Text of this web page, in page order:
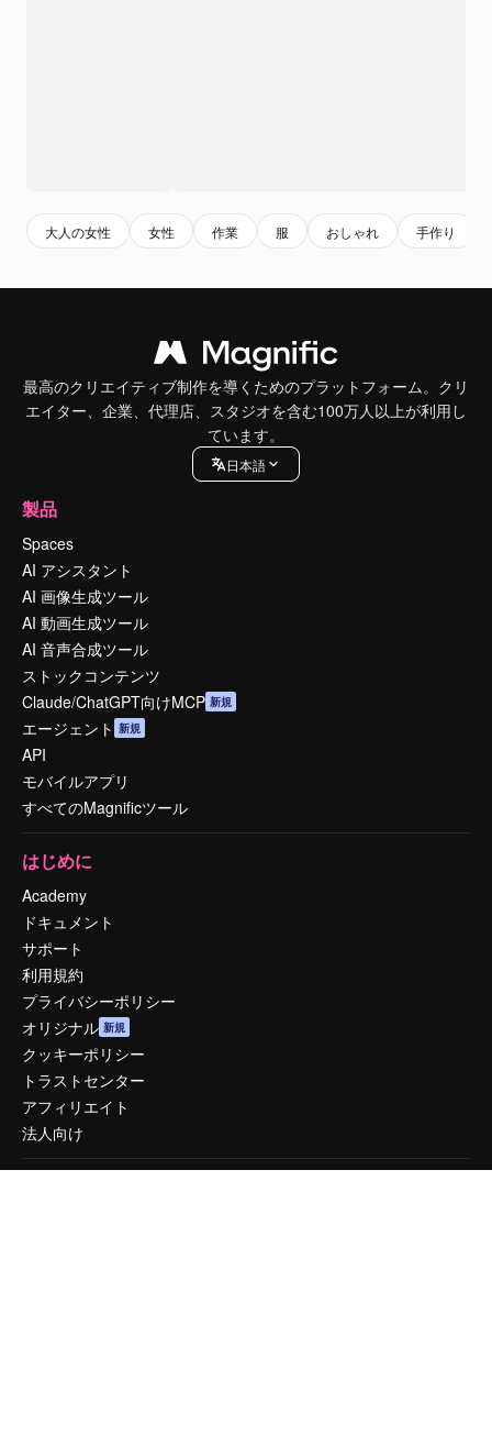
大人の女性 女性 作業 服 おしゃれ 手作り
最高のクリエイティブ制作を導くためのプラットフォーム。クリ
エイター、企業、代理店、スタジオを含む100万人以上が利用し
ています。
日本語
製品
Spaces
AI アシスタント
AI 画像生成ツール
AI 動画生成ツール
AI 音声合成ツール
ストックコンテンツ
Claude/ChatGPT向けMCP 新規
エージェント 新規
API
モバイルアプリ
すべてのMagnificツール
はじめに
Academy
ドキュメント
サポート
利用規約
プライバシーポリシー
オリジナル 新規
クッキーポリシー
トラストセンター
アフィリエイト
法人向け